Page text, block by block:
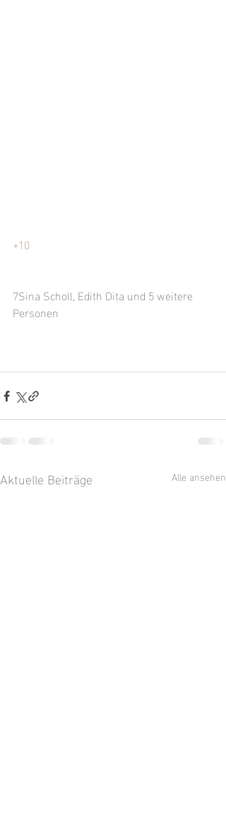
+10
7Sina Scholl, Edith Dita und 5 weitere
Personen
Aktuelle Beiträge Alle ansehen